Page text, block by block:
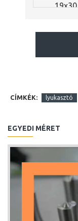
19x30
CÍMKÉK: lyukasztó
EGYEDI MÉRET